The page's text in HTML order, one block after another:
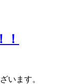
！
います。